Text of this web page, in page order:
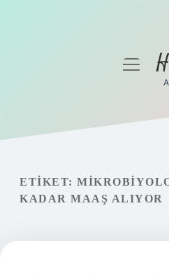
Gizlilik Politikası
Hakkımızda
menüyü
ETIKET:
KADAR MAAŞ ALIYOR